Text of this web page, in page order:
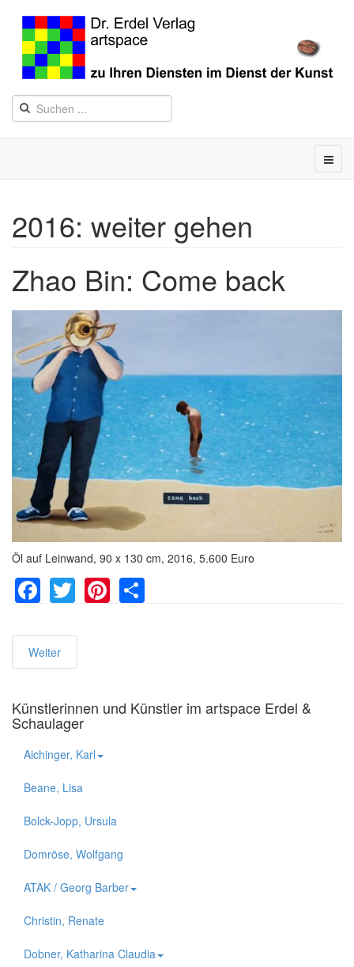
2016: weiter gehen
Zhao Bin: Come back
Öl auf Leinwand, 90 x 130 cm, 2016, 5.600 Euro
Facebook
TwitterPinterest
Weiter
Künstlerinnen und Künstler im artspace Erdel &
Schaulager
Aichinger, Karl
Beane, Lisa
Bolck-Jopp, Ursula
Domröse, Wolfgang
ATAK / Georg Barber
Christin, Renate
Dobner, Katharina Claudia